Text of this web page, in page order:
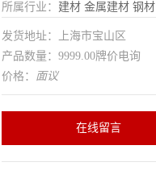
所属行业： 建材 金属建材 钢材
发货地址：上海市宝山区
产品数量：9999.00牌价电询
价格： 面议
在线留言